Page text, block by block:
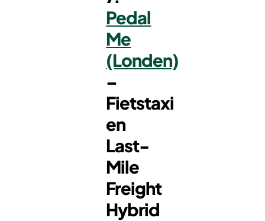
Pedal
Me
(Londen)
–
Fietstaxi
en
Last-
Mile
Freight
Hybrid